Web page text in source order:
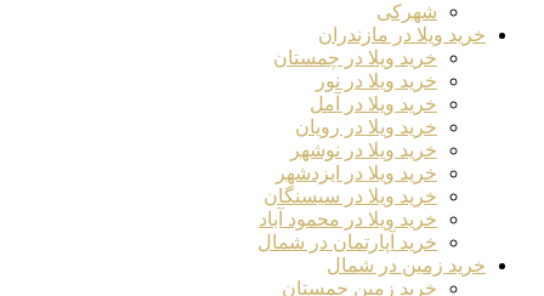
شهرکی
خرید ویلا در مازندران
خرید ویلا در چمستان
خرید ویلا در نور
خرید ویلا در آمل
خرید ویلا در رویان
خرید ویلا در نوشهر
خرید ویلا در ایزدشهر
خرید ویلا در سیسنگان
خرید ویلا در محمود آباد
خرید آپارتمان در شمال
خرید زمین در شمال
خرید زمین چمستان